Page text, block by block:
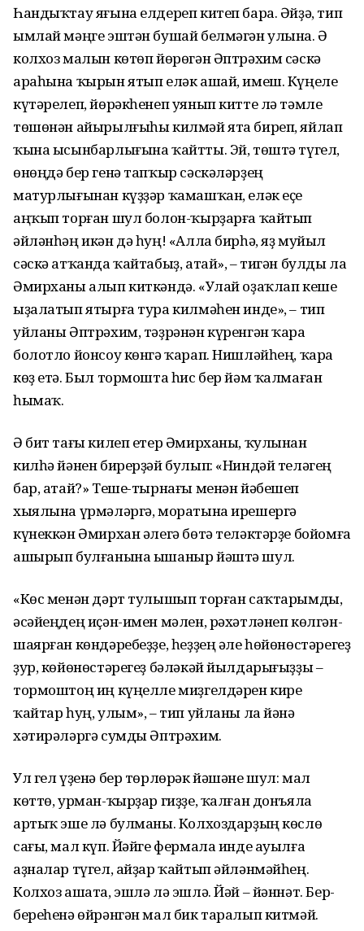
Һандыҡтау яғына елдереп китеп бара. Әйҙә, тип
ымлай мәңге эштән бушай белмәгән улына. Ә
колхоз малын көтөп йөрөгән Әптрәхим сәскә
араһына ҡырын ятып еләк ашай, имеш. Күңеле
күтәрелеп, йөрәкһенеп уянып китте лә тәмле
төшөнән айырылғыһы килмәй ята биреп, яйлап
ҡына ысынбарлығына ҡайтты. Эй, төштә түгел,
өнөңдә бер генә тапҡыр сәскәләрҙең
матурлығынан күҙҙәр ҡамашҡан, еләк еҫе
аңҡып торған шул болон-ҡырҙарға ҡайтып
әйләнһәң икән дә һуң! «Алла бирһә, яҙ муйыл
сәскә атҡанда ҡайтабыҙ, атай», – тигән булды ла
Әмирханы алып киткәндә. «Улай оҙаҡлап кеше
ыҙалатып ятырға тура килмәһен инде», – тип
уйланы Әптрәхим, тәҙрәнән күренгән ҡара
болотло йонсоу көнгә ҡарап. Нишләйһең, ҡара
көҙ етә. Был тормошта һис бер йәм ҡалмаған
һымаҡ.
Ә бит тағы килеп етер Әмирханы, ҡулынан
килһә йәнен бирерҙәй булып: «Ниндәй теләгең
бар, атай?» Теше-тырнағы менән йәбешеп
хыялына үрмәләргә, моратына ирешергә
күнеккән Әмирхан әлегә бөтә теләктәрҙе бойомға
ашырып булғанына ышаныр йәштә шул.
«Көс менән дәрт тулышып торған саҡтарымды,
әсәйеңдең иҫән-имен мәлен, рәхәтләнеп көлгән-
шаярған көндәребеҙҙе, һеҙҙең әле һөйөнөс­тәрегеҙ
ҙур, көйөнөстәрегеҙ бәләкәй йылдарығыҙҙы –
тормоштоң иң күңелле миҙгелдәрен кире
ҡайтар һуң, улым», – тип уйланы ла йәнә
хәтирәләргә сумды Әптрәхим.
Ул гел үҙенә бер төрлөрәк йәшәне шул: мал
көттө, урман-ҡырҙар гиҙҙе, ҡалған донъяла
артыҡ эше лә булманы. Колхоздарҙың көслө
сағы, мал күп. Йәйге фермала инде ауылға
аҙналар түгел, айҙар ҡайтып әйләнмәйһең.
Колхоз ашата, эшлә лә эшлә. Йәй – йәннәт. Бер-
береһенә өйрәнгән мал бик таралып китмәй.